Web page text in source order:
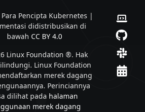
Pencipta Kubernetes |
didistribusikan di
bawah CC BY 4.0
Linux Foundation ®. Hak
Linux Foundation
merek dagang
Perinciannya
dilihat pada halaman
merek dagang